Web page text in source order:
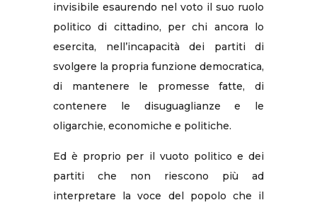
invisibile esaurendo nel voto il suo ruolo
politico di cittadino, per chi ancora lo
esercita, nell’incapacità dei partiti di
svolgere la propria funzione democratica,
di mantenere le promesse fatte, di
contenere le disuguaglianze e le
oligarchie, economiche e politiche.
Ed è proprio per il vuoto politico e dei
partiti che non riescono più ad
interpretare la voce del popolo che il